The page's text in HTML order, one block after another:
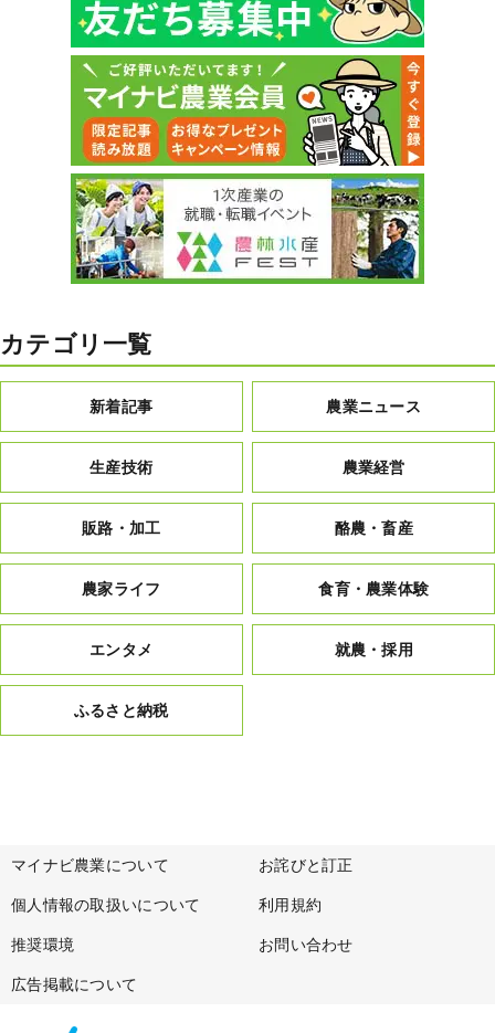
カテゴリ一覧
新着記事 農業ニュース
生産技術 農業経営
販路・加工 酪農・畜産
農家ライフ 食育・農業体験
エンタメ 就農・採用
ふるさと納税
マイナビ農業について お詫びと訂正
個人情報の取扱いについて 利用規約
推奨環境 お問い合わせ
広告掲載について